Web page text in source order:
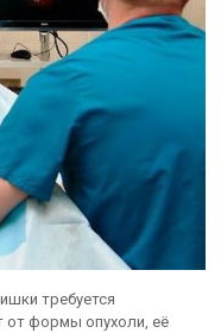
требуется
от формы опухоли, её